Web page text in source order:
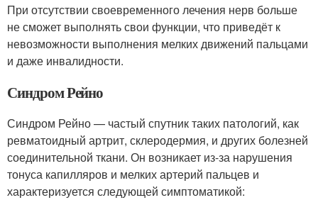
При отсутствии своевременного лечения нерв больше
не сможет выполнять свои функции, что приведёт к
невозможности выполнения мелких движений пальцами
и даже инвалидности.
Синдром Рейно
Синдром Рейно — частый спутник таких патологий, как
ревматоидный артрит, склеродермия, и других болезней
соединительной ткани. Он возникает из-за нарушения
тонуса капилляров и мелких артерий пальцев и
характеризуется следующей симптоматикой: